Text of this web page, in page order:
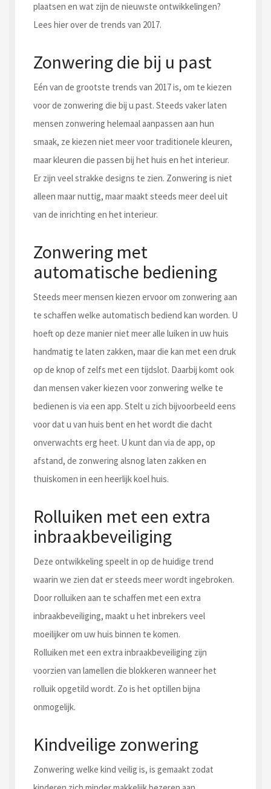
plaatsen en wat zijn de nieuwste ontwikkelingen?
Lees hier over de trends van 2017.
Zonwering die bij u past
Eén van de grootste trends van 2017 is, om te kiezen
voor de zonwering die bij u past. Steeds vaker laten
mensen zonwering helemaal aanpassen aan hun
smaak, ze kiezen niet meer voor traditionele kleuren,
maar kleuren die passen bij het huis en het interieur.
Er zijn veel strakke designs te zien. Zonwering is niet
alleen maar nuttig, maar maakt steeds meer deel uit
van de inrichting en het interieur.
Zonwering met
automatische bediening
Steeds meer mensen kiezen ervoor om zonwering aan
te schaffen welke automatisch bediend kan worden. U
hoeft op deze manier niet meer alle luiken in uw huis
handmatig te laten zakken, maar die kan met een druk
op de knop of zelfs met een tijdslot. Daarbij komt ook
dan mensen vaker kiezen voor zonwering welke te
bedienen is via een app. Stelt u zich bijvoorbeeld eens
voor dat u van huis bent en het wordt die dacht
onverwachts erg heet. U kunt dan via de app, op
afstand, de zonwering alsnog laten zakken en
thuiskomen in een heerlijk koel huis.
Rolluiken met een extra
inbraakbeveiliging
Deze ontwikkeling speelt in op de huidige trend
waarin we zien dat er steeds meer wordt ingebroken.
Door rolluiken aan te schaffen met een extra
inbraakbeveiliging, maakt u het inbrekers veel
moeilijker om uw huis binnen te komen.
Rolluiken met een extra inbraakbeveiliging zijn
voorzien van lamellen die blokkeren wanneer het
rolluik opgetild wordt. Zo is het optillen bijna
onmogelijk.
Kindveilige zonwering
Zonwering welke kind veilig is, is gemaakt zodat